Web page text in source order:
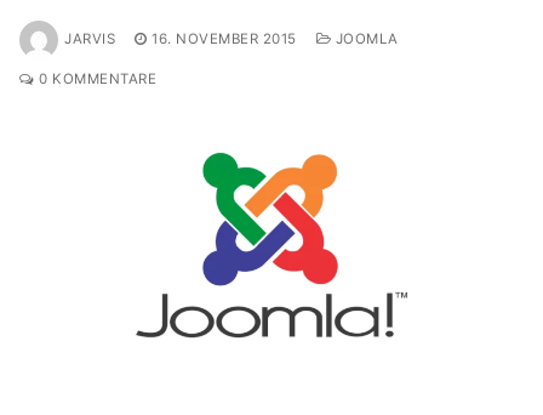
JARVIS 16. NOVEMBER 2015 JOOMLA
0 KOMMENTARE